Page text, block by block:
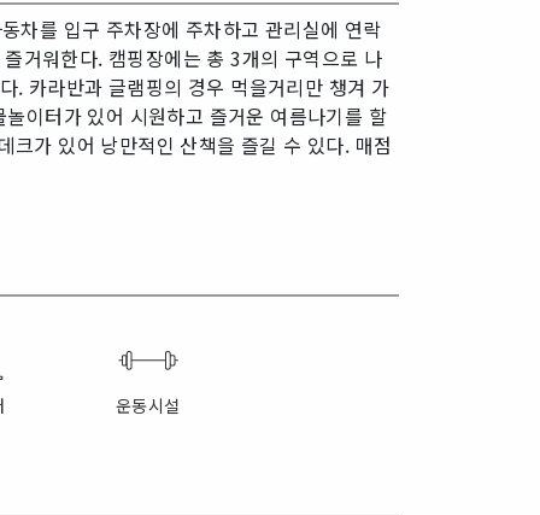
차를 입구 주차장에 주차하고 관리실에 연락
거워한다. 캠핑장에는 총 3개의 구역으로 나
. 카라반과 글램핑의 경우 먹을거리만 챙겨 가
이터가 있어 시원하고 즐거운 여름나기를 할
가 있어 낭만적인 산책을 즐길 수 있다. 매점
운동시설